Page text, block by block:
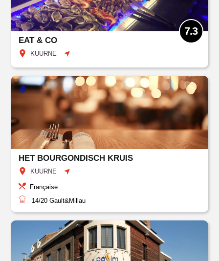
EAT & CO
KUURNE
7.3
HET BOURGONDISCH KRUIS
KUURNE
Française
14/20 Gault&Millau